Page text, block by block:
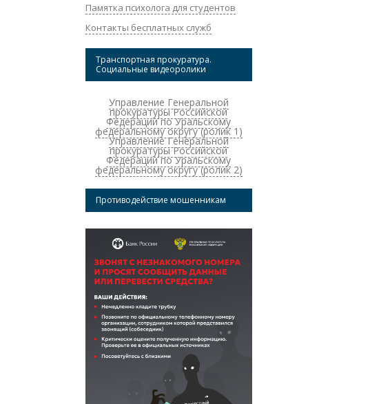
Памятка психолога для студентов
Контакты бесплатных служб
Транспортная прокуратура.
Социальные видеоролики
Управление Генеральной
прокуратуры Российской
Федерации по Уральскому
федеральному округу (ролик 1)
Управление Генеральной
прокуратуры Российской
Федерации по Уральскому
федеральному округу (ролик 2)
Противодействие мошенникам